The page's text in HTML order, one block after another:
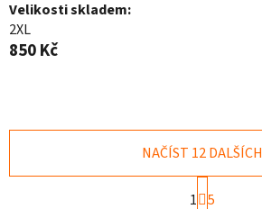
produktu
je
4,9
Velikosti skladem:
2XL
850 Kč
NAČÍST 12 DALŠÍCH
t
1 5